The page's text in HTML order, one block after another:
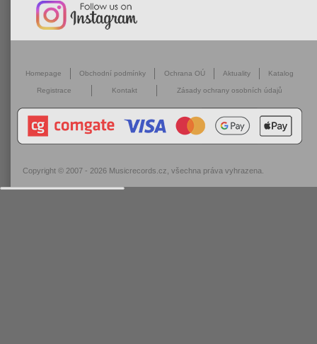
Homepage Obchodní podmínky Ochrana OÚ Aktuality Katalog
Registrace Kontakt Zásady ochrany osobních údajů
Copyright © 2007 - 2026 Musicrecords.cz , všechna práva vyhrazena.